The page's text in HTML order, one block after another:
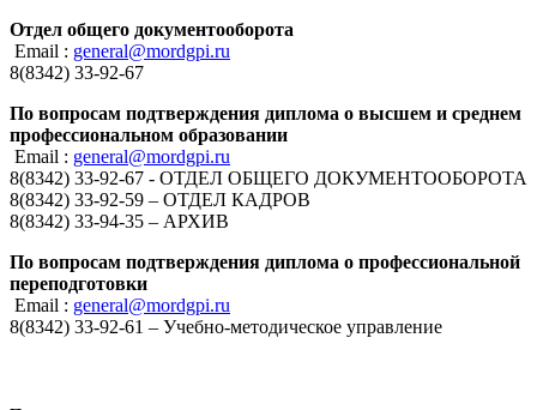
Отдел общего документооборота
Email : general@mordgpi.ru
8(8342) 33-92-67
По вопросам подтверждения диплома о высшем и среднем
профессиональном образовании
Email : general@mordgpi.ru
8(8342) 33-92-67 - ОТДЕЛ ОБЩЕГО ДОКУМЕНТООБОРОТА
8(8342) 33-92-59 – ОТДЕЛ КАДРОВ
8(8342) 33-94-35 – АРХИВ
По вопросам подтверждения диплома о профессиональной
переподготовки
Email : general@mordgpi.ru
8(8342) 33-92-61 – Учебно-методическое управление